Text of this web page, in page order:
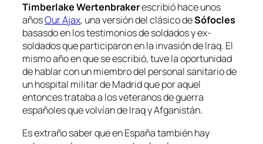
TimberlakeWertenbrakerescribió hace unos
añosOur Ajax, una versión del clásico deSófocles
basasdo en los testimonios de soldados y ex-
soldados que participaron en la invasión de Iraq. El
mismo año en que se escribió, tuve la oportunidad
de hablar con un miembro del personal sanitario de
un hospital militar de Madrid que por aquel
entonces trataba a los veteranos de guerra
españoles que volvían de Iraq y Afganistán.
Es extraño saber que en España también hay